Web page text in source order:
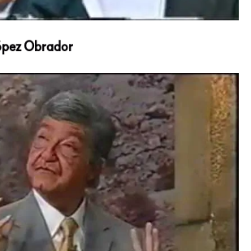
Obrador